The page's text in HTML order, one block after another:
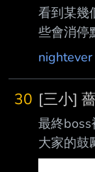
看到某幾
些會消停
就問那些
根本不是
粉-- /風
（本命：
關，遊玩
nightever
30 [三小]
最終
大家的鼓
https://